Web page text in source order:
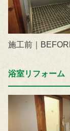
施工前｜
浴室リフォー